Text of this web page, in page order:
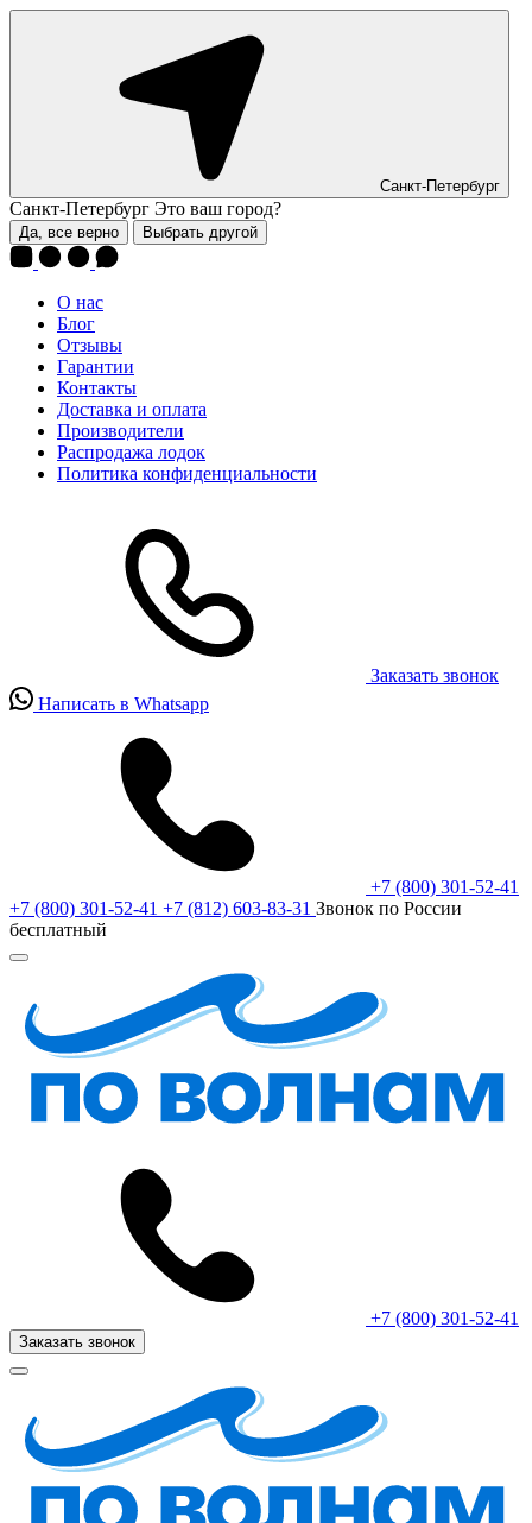
Санкт-Петербург
Санкт-Петербург Это ваш город?
Да, все верно Выбрать другой
О нас
Блог
Отзывы
Гарантии
Контакты
Доставка и оплата
Производители
Распродажа лодок
Политика конфиденциальности
Заказать звонок
Написать в Whatsapp
+7 (800) 301-52-41
+7 (800) 301-52-41 +7 (812) 603-83-31 Звонок по России
бесплатный
+7 (800) 301-52-41
Заказать звонок